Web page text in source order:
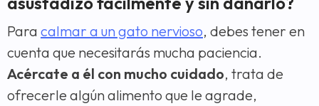
Para calmar a un gato nervioso, debes tener en
cuenta que necesitarás mucha paciencia.
Acércate a él con mucho cuidado, trata de
ofrecerle algún alimento que le agrade,